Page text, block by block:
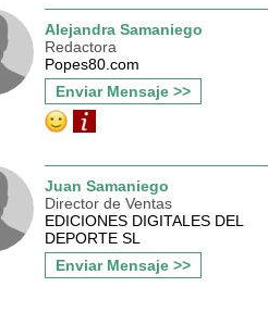
Alejandra Samaniego
Redactora
Popes80.com
Enviar Mensaje >>
Juan Samaniego
Director de Ventas
EDICIONES DIGITALES DEL
DEPORTE SL
Enviar Mensaje >>